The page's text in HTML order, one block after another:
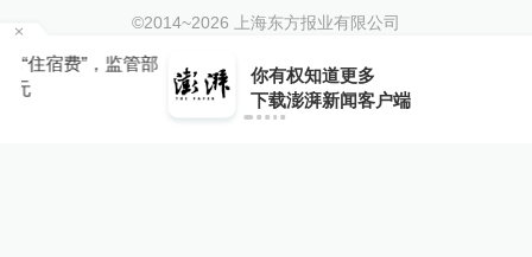
你有权知道更多
下载澎湃新闻客户端
部
©2014~2026 上海东方报业有限公司
沪ICP证：沪B2-20170116 | 沪ICP备14003370号
互联网新闻信息服务许可证：31120170006
沪公网安备 31010602000299号